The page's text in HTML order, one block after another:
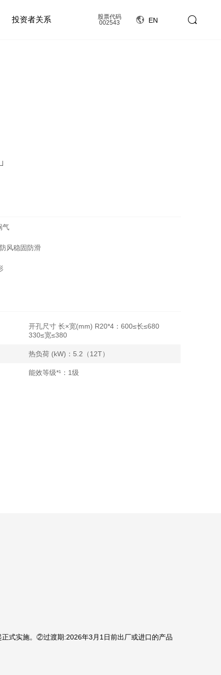
投资者关系
股票代码
002543
EN
气
风稳固防滑
开孔尺寸 长×宽(mm) R20*4：600≤长≤680
330≤宽≤380
热负荷 (kW)：5.2（12T）
能效等级*¹：1级
式实施。②过渡期:2026年3月1日前出厂或进口的产品